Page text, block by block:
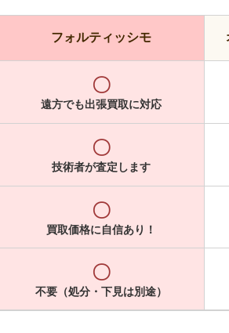
フォルティッシモ
〇
遠方でも出張買取に対応
〇
技術者が査定します
〇
買取価格に自信あり！
〇
不要（処分・下見は別途）